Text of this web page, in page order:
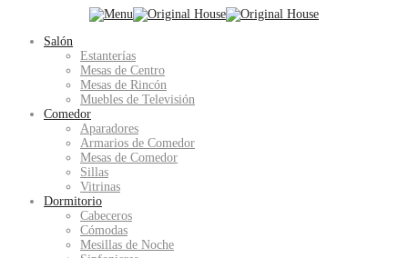
Salón
Estanterías
Mesas de Centro
Mesas de Rincón
Muebles de Televisión
Comedor
Aparadores
Armarios de Comedor
Mesas de Comedor
Sillas
Vitrinas
Dormitorio
Cabeceros
Cómodas
Mesillas de Noche